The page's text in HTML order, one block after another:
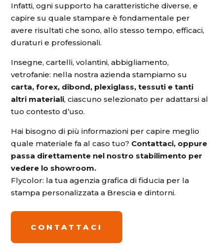
Infatti, ogni supporto ha caratteristiche diverse, e
capire su quale stampare è fondamentale per
avere risultati che sono, allo stesso tempo, efficaci,
duraturi e professionali.
Insegne, cartelli, volantini, abbigliamento,
vetrofanie: nella nostra azienda stampiamo su
carta, forex, dibond, plexiglass, tessuti e tanti
altri materiali, ciascuno selezionato per adattarsi al
tuo contesto d’uso.
Hai bisogno di più informazioni per capire meglio
quale materiale fa al caso tuo? Contattaci, oppure
passa direttamente nel nostro stabilimento per
vedere lo showroom.
Flycolor: la tua agenzia grafica di fiducia per la
stampa personalizzata a Brescia e dintorni.
CONTATTACI